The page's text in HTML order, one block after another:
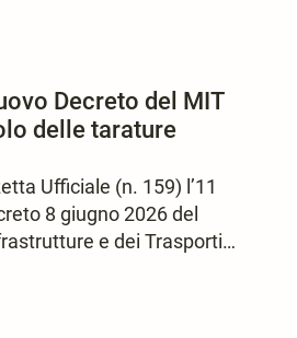
Decreto del MIT
delle tarature
Ufficiale (n. 159) l’11
8 giugno 2026 del
e dei Trasporti
per l’omologazione e